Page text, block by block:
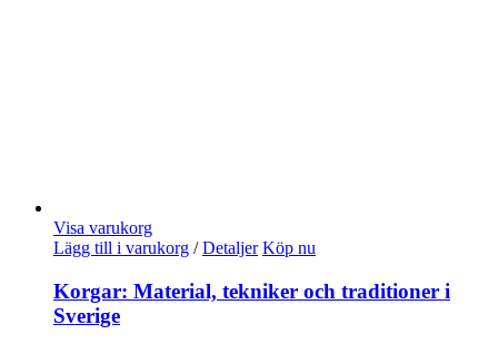
Visa varukorg
Lägg till i varukorg / Detaljer Köp nu
Korgar: Material, tekniker och traditioner i
Sverige